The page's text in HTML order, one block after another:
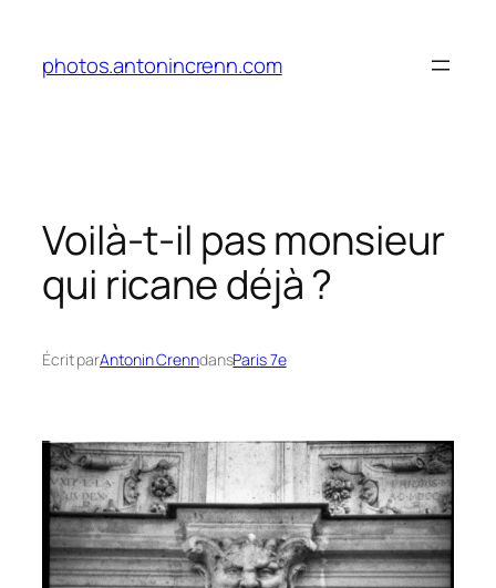
contenu
photos.antonincrenn.com
Voilà-t-il pas monsieur
qui ricane déjà ?
Écrit parAntonin CrenndansParis 7e